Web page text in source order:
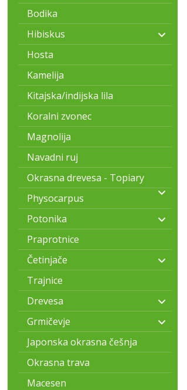
Bodika
Hibiskus
Hosta
Kamelija
Kitajska/indijska lila
Koralni zvonec
Magnolija
Navadni ruj
Okrasna drevesa - Topiary
Physocarpus
Potonika
Praprotnice
Četinjače
Trajnice
Drevesa
Grmičevje
Japonska okrasna češnja
Okrasna trava
Macesen